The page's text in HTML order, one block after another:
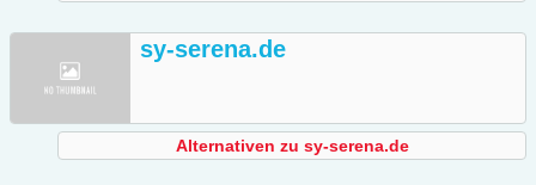
sy-serena.de
Alternativen zu sy-serena.de